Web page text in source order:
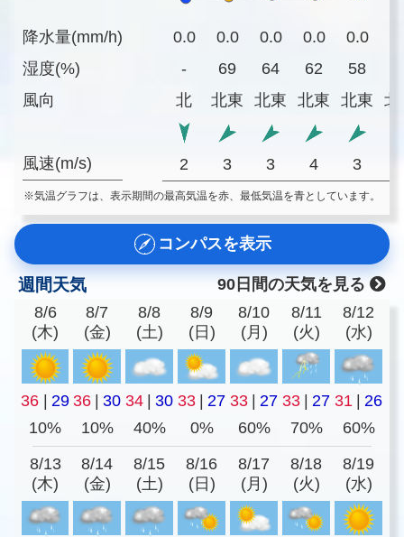
降水量(mm/h)
湿度(%)
風向
風速(m/s)
0.0 0.0 0.0 0.0 0.0
-
69 64 62 58
北
北東 北東 北東 北東 北
2 3 3 4 3
※気温グラフは、表示期間の最高気温を赤、最低気温を青としています。
コンパスを表示
週間天気
90日間の天気を見る
8/6
(木)
8/7
(金)
8/8
(土)
8/9
(日)
8/10
(月)
8/11
(火)
8/12
(水)
36 29 36 30 34 30 33 27 33 27 33 27 31
26
10%
10% 40% 0% 60% 70% 60%
8/13
(木)
8/14
(金)
8/15
(土)
8/16
(日)
8/17
(月)
8/18
(火)
8/19
(水)